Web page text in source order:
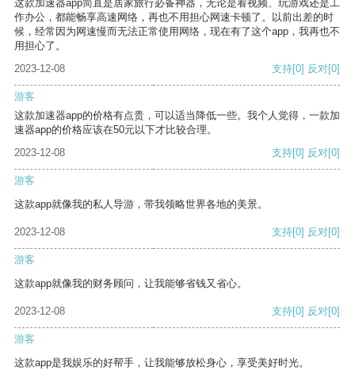
这款加速器app简直是居家旅行必备神器，无论是看视频、玩游戏还是工
作办公，都能畅享高速网络，再也不用担心网速卡顿了。以前出差的时
候，经常因为网速慢而无法正常使用网络，现在有了这个app，我再也不
用担心了。
2023-12-08
支持[0] 反对[0]
游客
这款加速器app的价格有点贵，可以适当降低一些。我个人觉得，一款加
速器app的价格应该在50元以下才比较合理。
2023-12-08
支持[0] 反对[0]
游客
这款app就像我的私人导游，带我领略世界各地的美景。
2023-12-08 支持[0] 反对[0]
游客
这款app就像我的财务顾问，让我能够省钱又省心。
2023-12-08 支持[0] 反对[0]
游客
这款app是我娱乐的好帮手，让我能够放松身心，享受美好时光。